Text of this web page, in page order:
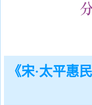
《宋·太平惠